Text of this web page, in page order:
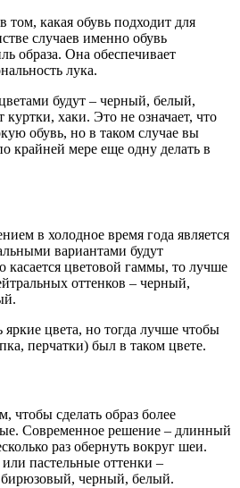
том, какая обувь подходит для
случаев именно обувь
образа. Она обеспечивает
лука.
будут – черный, белый,
хаки. Это не означает, что
обувь, но в таком случае вы
крайней мере еще одну делать в
в холодное время года является
вариантами будут
касается цветовой гаммы, то лучше
оттенков – черный,
цвета, но тогда лучше чтобы
перчатки) был в таком цвете.
чтобы сделать образ более
Современное решение – длинный
раз обернуть вокруг шеи.
пастельные оттенки –
черный, белый.